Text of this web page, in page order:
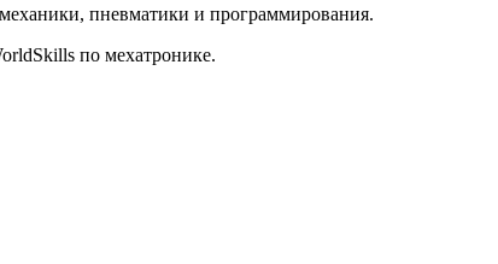
пневматики и программирования.
по мехатронике.